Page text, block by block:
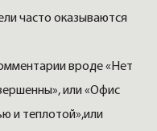
часто оказываются
вроде «Нет
или «Офис
и теплотой»,или